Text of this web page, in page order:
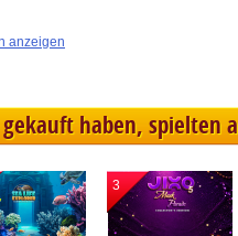
anzeigen
haben, spielten
3